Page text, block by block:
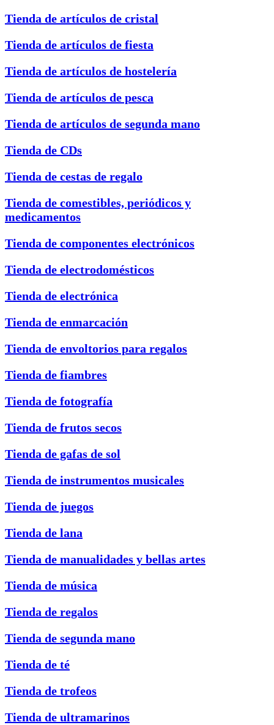
Tienda de artículos de cristal
Tienda de artículos de fiesta
Tienda de artículos de hostelería
Tienda de artículos de pesca
Tienda de artículos de segunda mano
Tienda de CDs
Tienda de cestas de regalo
Tienda de comestibles, periódicos y
medicamentos
Tienda de componentes electrónicos
Tienda de electrodomésticos
Tienda de electrónica
Tienda de enmarcación
Tienda de envoltorios para regalos
Tienda de fiambres
Tienda de fotografía
Tienda de frutos secos
Tienda de gafas de sol
Tienda de instrumentos musicales
Tienda de juegos
Tienda de lana
Tienda de manualidades y bellas artes
Tienda de música
Tienda de regalos
Tienda de segunda mano
Tienda de té
Tienda de trofeos
Tienda de ultramarinos